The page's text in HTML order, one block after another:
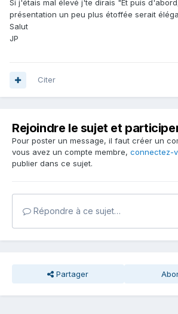
Si j'étais mal élevé j'te dirais "Et puis
présentation un peu plus étoffée serait
Salut
JP
Citer
Rejoindre le sujet et
Pour poster un message, il faut créer un
vous avez un compte membre, connectez-
publier dans ce sujet.
Répondre à ce sujet…
Partager